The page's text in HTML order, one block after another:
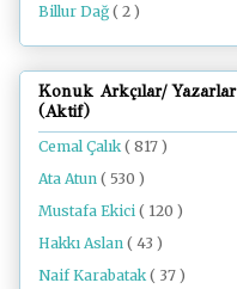
Billur Dağ ( 2 )
Konuk Arkçılar/ Yazarlar
(Aktif)
Cemal Çalık( 817 )
Ata Atun ( 530 )
Mustafa Ekici ( 120 )
Hakkı Aslan ( 43 )
Naif Karabatak( 37 )